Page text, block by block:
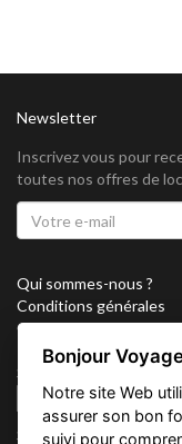
Newsletter
Inscrivez vous pour
toutes nos offres de
Qui sommes-nous ?
Conditions générales
Confidentialité
Partenariat
Sitemap
Cookies
Suivez nous sur
Bonjour
Notre site Web
assurer son bon
suivi pour